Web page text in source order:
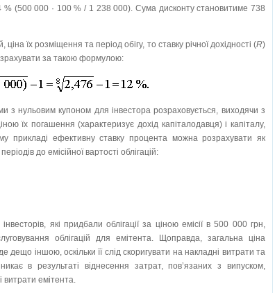
% (500 000 · 100 % / 1 238 000). Сума дисконту становитиме 738
їх розміщення та період обігу, то ставку річної дохідності (R)
за такою формулою:
з нульовим купоном для інвестора розраховується, виходячи з
їх погашення (характеризує дохід капіталодавця) і капіталу,
прикладі ефективну ставку процента можна розрахувати як
до емісійної вартості облігацій:
які придбали облігації за ціною емісії в 500 000 грн,
облігацій для емітента. Щоправда, загальна ціна
дещо іншою, оскільки її слід скоригувати на накладні витрати та
в результаті віднесення затрат, пов’язаних з випуском,
витрати емітента.